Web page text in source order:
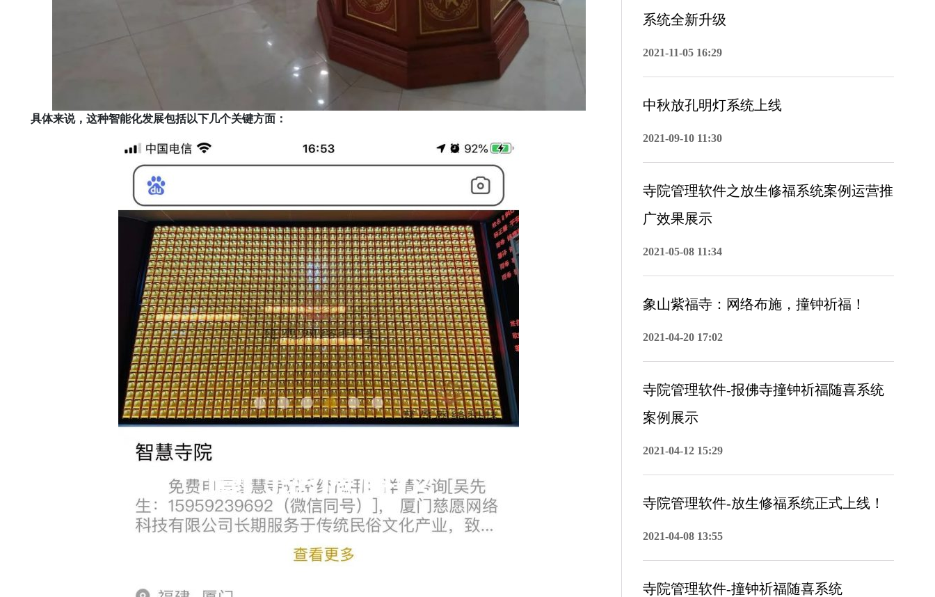
具体来说，这种智能化发展包括以下几个关键方面：
系统全新升级
2021-11-05 16:29
中秋放孔明灯系统上线
2021-09-10 11:30
寺院管理软件之放生修福系统案例运营推
广效果展示
2021-05-08 11:34
象山紫福寺：网络布施，撞钟祈福！
2021-04-20 17:02
寺院管理软件-报佛寺撞钟祈福随喜系统
案例展示
2021-04-12 15:29
寺院管理软件-放生修福系统正式上线！
2021-04-08 13:55
寺院管理软件-撞钟祈福随喜系统